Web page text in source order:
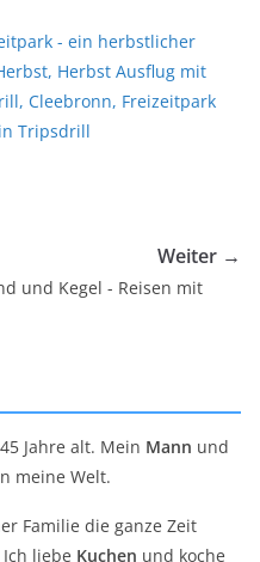
Weiter →
Jahre alt. Mein Mann und
meine Welt.
Familie die ganze Zeit
liebe Kuchen und koche